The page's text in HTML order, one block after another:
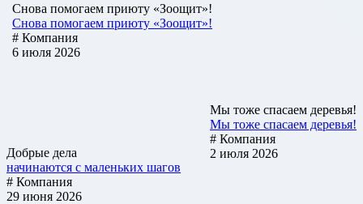
Снова помогаем приюту «Зоощит»!
Снова помогаем приюту «Зоощит»!
# Компания
6 июля 2026
Мы тоже спасаем деревья!
Мы тоже спасаем деревья!
# Компания
2 июля 2026
Добрые дела
начинаются с маленьких шагов
# Компания
29 июня 2026